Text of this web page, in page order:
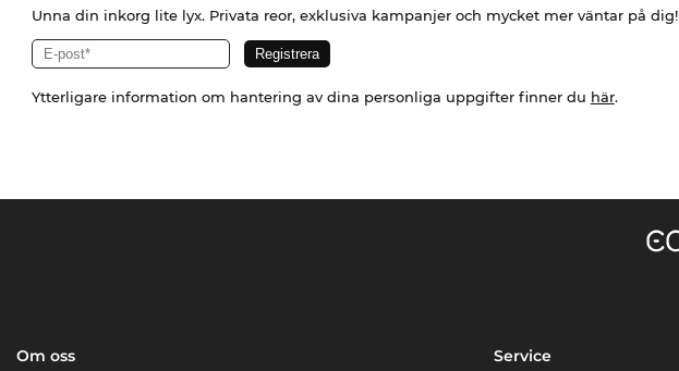
Unna din inkorg lite lyx. Privata reor, exklusiva kampanjer och mycket mer väntar på dig!
Ytterligare information om hantering av dina personliga uppgifter finner du här.
Om oss Service